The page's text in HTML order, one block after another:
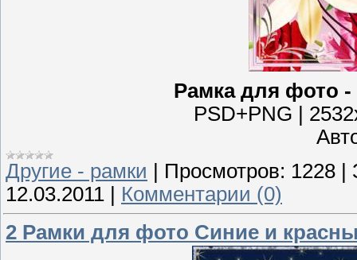
Рамка для фото -
PSD+PNG |
Другие - рамки
Просмотров: 1228
12.03.2011
Комментарии (0)
2 Рамки для фото Синие и